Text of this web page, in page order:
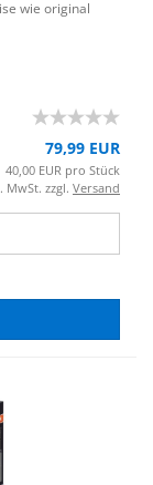
wie ori­gi­nal
79,99 EUR
40,00 EUR pro Stück
MwSt. zzgl. Versand